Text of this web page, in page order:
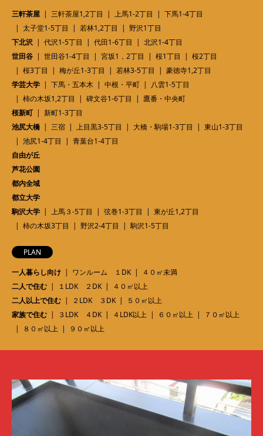
三軒茶屋
三軒茶屋1,2丁目 上馬1-2丁目
下馬1-4丁目
太子堂1-5丁目
若林1,2丁目
野沢1丁目
下北沢
代沢1-5丁目 代田1-6丁目
北沢1-4丁目
世田谷
世田谷1-4丁目 宮坂1，2丁目 桜1丁目
桜2丁目
桜3丁目
梅が丘1-3丁目 若林3-5丁目
豪徳寺1,2丁目
学芸大学
下馬・五本木 中根・平町
八雲1-5丁目
柿の木坂1,2丁目
碑文谷1-6丁目
鷹番・中央町
桜新町
新町1-3丁目
池尻大橋
三宿 上目黒3-5丁目 大橋・駒場1-3丁目
東山1-3丁目
池尻1-4丁目
青葉台1-4丁目
自由が丘
芦花公園
都内全域
都立大学
駒沢大学
上馬３-5丁目 弦巻1-3丁目
東が丘1,2丁目
柿の木坂3丁目
野沢2-4丁目 駒沢1-5丁目
PLAN
一人暮らし向け
ワンルーム １DK
４０㎡未満
二人で住む
１LDK ２DK
４０㎡以上
二人以上で住む
２LDK ３DK
５０㎡以上
家族で住む
３LDK ４DK ４LDK以上 ６０㎡以上
７０㎡以上
８０㎡以上
９０㎡以上